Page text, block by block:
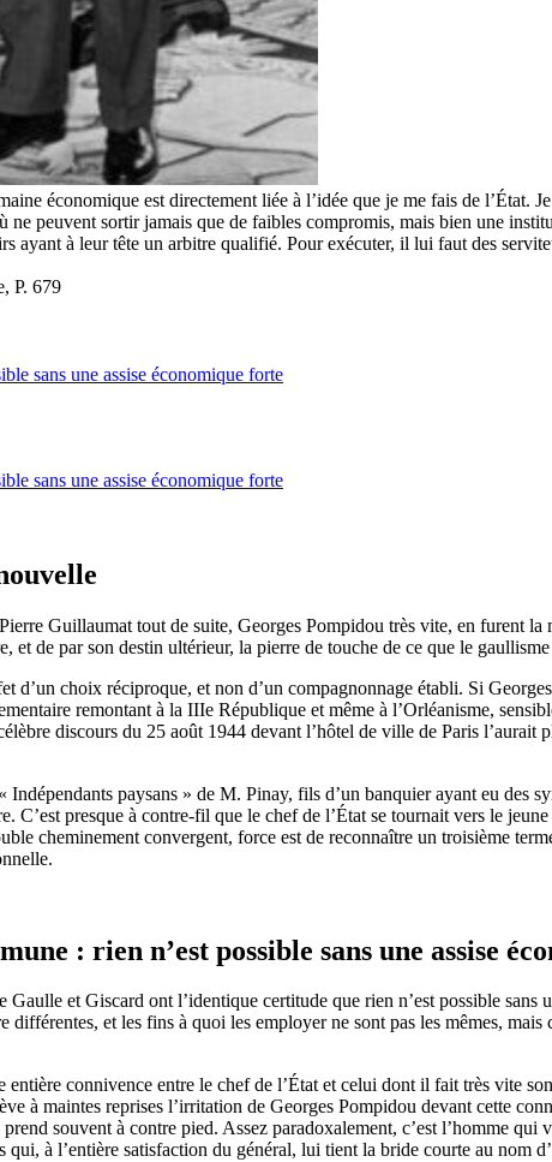
économique est directement liée à l’idée que je me fais de l’État.
peuvent sortir jamais que de faibles compromis, mais bien une
à leur tête un arbitre qualifié. Pour exécuter, il lui faut des
P. 679
sans une assise économique forte
sans une assise économique forte
Guillaumat tout de suite, Georges Pompidou très vite, en furent
de par son destin ultérieur, la pierre de touche de ce que le
d’un choix réciproque, et non d’un compagnonnage établi. Si
remontant à la IIIe République et même à l’Orléanisme,
discours du 25 août 1944 devant l’hôtel de ville de Paris
paysans » de M. Pinay, fils d’un banquier ayant eu des
C’est presque à contre-fil que le chef de l’État se tournait vers le
cheminement convergent, force est de reconnaître un troisième
: rien n’est possible sans une assise
et Giscard ont l’identique certitude que rien n’est possible sans
différentes, et les fins à quoi les employer ne sont pas les mêmes,
connivence entre le chef de l’État et celui dont il fait très vite
à maintes reprises l’irritation de Georges Pompidou devant cette
souvent à contre pied. Assez paradoxalement, c’est l’homme
à l’entière satisfaction du général, lui tient la bride courte au nom